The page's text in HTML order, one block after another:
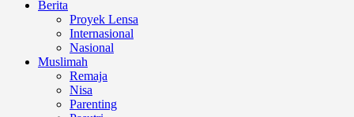
Berita
Proyek Lensa
Internasional
Nasional
Muslimah
Remaja
Nisa
Parenting